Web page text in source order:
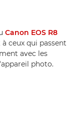
Canon EOS R8
ceux qui passent
avec les
photo.